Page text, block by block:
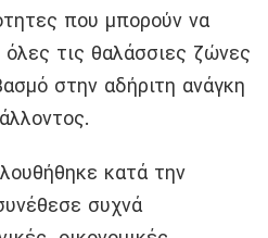
που μπορούν να
τις θαλάσσιες ζώνες
στην αδήριτη ανάγκη
κατά την
συχνά